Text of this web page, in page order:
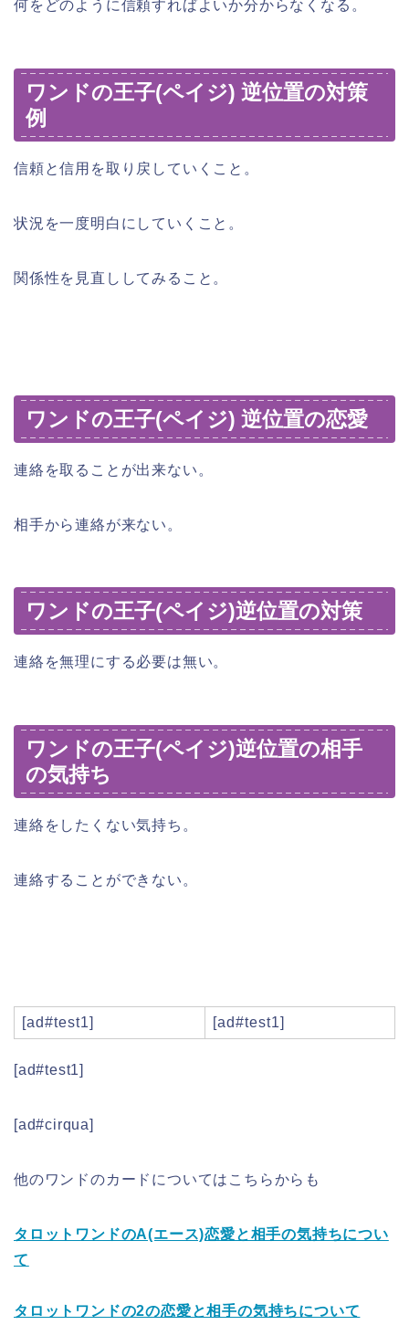
何をどのように信頼すればよいか分からなくなる。
ワンドの王子(ペイジ) 逆位置の対策
例
信頼と信用を取り戻していくこと。
状況を一度明白にしていくこと。
関係性を見直ししてみること。
ワンドの王子(ペイジ) 逆位置の恋愛
連絡を取ることが出来ない。
相手から連絡が来ない。
ワンドの王子(ペイジ)逆位置の対策
連絡を無理にする必要は無い。
ワンドの王子(ペイジ)逆位置の相手
の気持ち
連絡をしたくない気持ち。
連絡することができない。
[ad#test1] [ad#test1]
[ad#test1]
[ad#cirqua]
他のワンドのカードについてはこちらからも
タロットワンドのA(エース)恋愛と相手の気持ちについ
て
タロットワンドの2の恋愛と相手の気持ちについて